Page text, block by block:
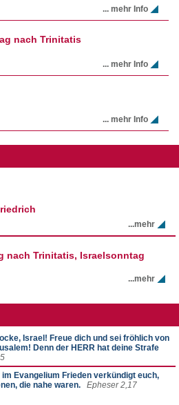
... mehr Info
nach Trinitatis
... mehr Info
... mehr Info
...mehr
nach Trinitatis, Israelsonntag
...mehr
Israel! Freue dich und sei fröhlich von
Denn der HERR hat deine Strafe
Evangelium Frieden verkündigt euch,
die nahe waren.
Epheser 2,17